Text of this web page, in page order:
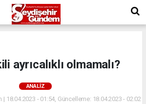
ayrıcalıklı olmamalı?
ANALİZ
18.04.2023 - 01:54, Güncelleme: 18.04.2023 - 02:02